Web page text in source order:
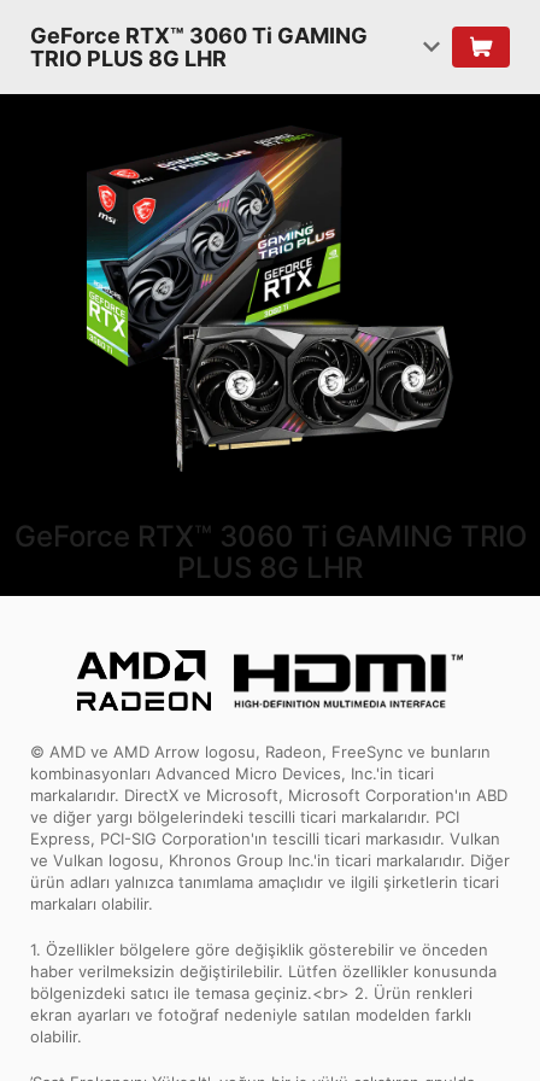
GeForce RTX™ 3060 Ti GAMING
TRIO PLUS 8G LHR
GeForce RTX™ 3060 Ti GAMING TRIO
PLUS 8G LHR
© AMD ve AMD Arrow logosu, Radeon, FreeSync ve bunların
kombinasyonları Advanced Micro Devices, Inc.'in ticari
markalarıdır. DirectX ve Microsoft, Microsoft Corporation'ın ABD
ve diğer yargı bölgelerindeki tescilli ticari markalarıdır. PCI
Express, PCI-SIG Corporation'ın tescilli ticari markasıdır. Vulkan
ve Vulkan logosu, Khronos Group Inc.'in ticari markalarıdır. Diğer
ürün adları yalnızca tanımlama amaçlıdır ve ilgili şirketlerin ticari
markaları olabilir.
1. Özellikler bölgelere göre değişiklik gösterebilir ve önceden
haber verilmeksizin değiştirilebilir. Lütfen özellikler konusunda
bölgenizdeki satıcı ile temasa geçiniz.<br> 2. Ürün renkleri
ekran ayarları ve fotoğraf nedeniyle satılan modelden farklı
olabilir.